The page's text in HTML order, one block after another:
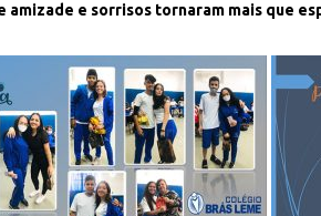
amizade e sorrisos tornaram mais que